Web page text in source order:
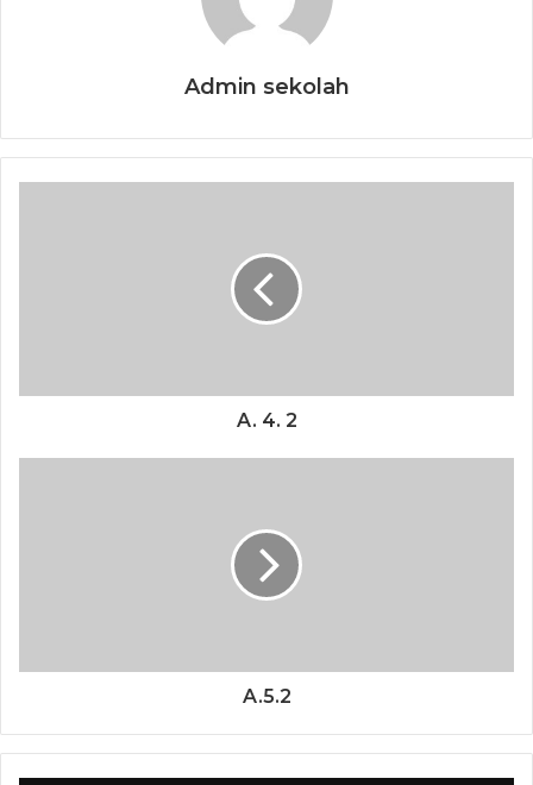
Admin sekolah
A. 4. 2
A.5.2